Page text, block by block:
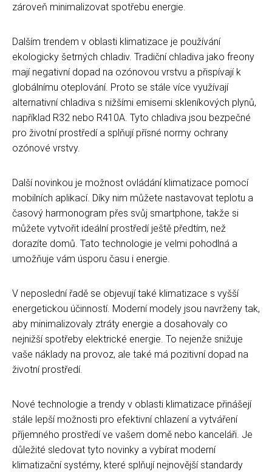
zároveň minimalizovat spotřebu energie.
Dalším trendem v oblasti klimatizace je používání
ekologicky šetrných chladiv. Tradiční chladiva jako freony
mají negativní dopad na ozónovou vrstvu a přispívají k
globálnímu oteplování. Proto se stále více využívají
alternativní chladiva s nižšími emisemi skleníkových plynů,
například R32 nebo R410A. Tyto chladiva jsou bezpečné
pro životní prostředí a splňují přísné normy ochrany
ozónové vrstvy.
Další novinkou je možnost ovládání klimatizace pomocí
mobilních aplikací. Díky nim můžete nastavovat teplotu a
časový harmonogram přes svůj smartphone, takže si
můžete vytvořit ideální prostředí ještě předtím, než
dorazíte domů. Tato technologie je velmi pohodlná a
umožňuje vám úsporu času i energie.
V neposlední řadě se objevují také klimatizace s vyšší
energetickou účinností. Moderní modely jsou navrženy tak,
aby minimalizovaly ztráty energie a dosahovaly co
nejnižší spotřeby elektrické energie. To nejenže snižuje
vaše náklady na provoz, ale také má pozitivní dopad na
životní prostředí.
Nové technologie a trendy v oblasti klimatizace přinášejí
stále lepší možnosti pro efektivní chlazení a vytváření
příjemného prostředí ve vašem domě nebo kanceláři. Je
důležité sledovat tyto novinky a vybírat moderní
klimatizační systémy, které splňují nejnovější standardy